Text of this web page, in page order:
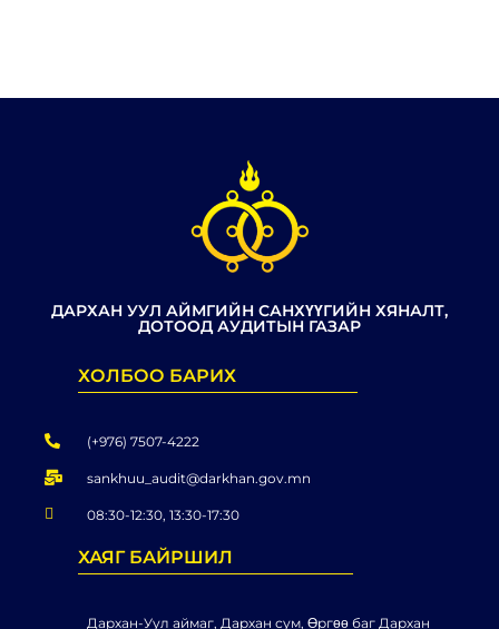
ДАРХАН УУЛ АЙМГИЙН САНХҮҮГИЙН ХЯНАЛТ,
ДОТООД АУДИТЫН ГАЗАР
ХОЛБОО БАРИХ
(+976) 7507-4222
sankhuu_audit@darkhan.gov.mn
08:30-12:30, 13:30-17:30
ХАЯГ БАЙРШИЛ
Дархан-Уул аймаг, Дархан сум, Өргөө баг Дархан